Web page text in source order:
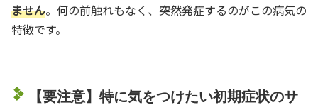
ません。何の前触れもなく、突然発症するのがこの病気の
特徴です。
【要注意】特に気をつけたい初期症状のサ